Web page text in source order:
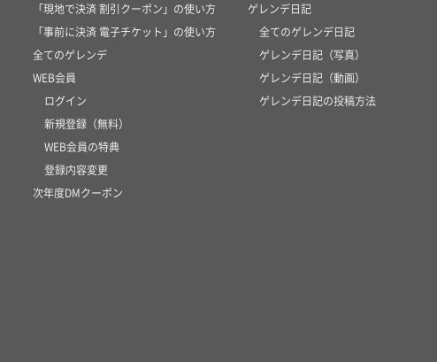
「現地で決済 割引クーポン」の使い方
「事前に決済 電子チケット」の使い方
全てのゲレンデ
WEB会員
ログイン
新規登録（無料）
WEB会員の特典
登録内容変更
次年度DMクーポン
ゲレンデ日記
全てのゲレンデ日記
ゲレンデ日記（写真）
ゲレンデ日記（動画）
ゲレンデ日記の投稿方法